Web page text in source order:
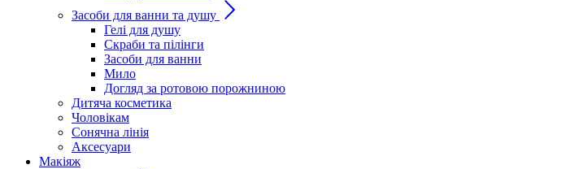
Засоби для ванни та душу
Гелі для душу
Скраби та пілінги
Засоби для ванни
Мило
Догляд за ротовою порожниною
Дитяча косметика
Чоловікам
Сонячна лінія
Аксесуари
Макіяж